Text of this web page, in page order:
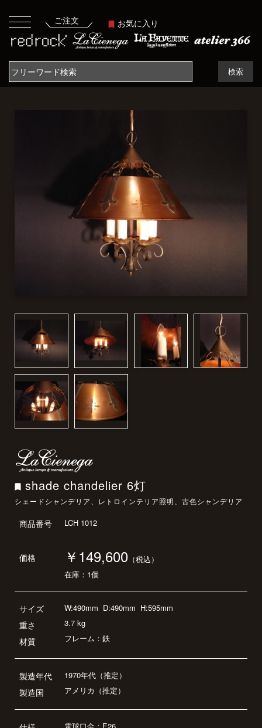
ご注文 お気に入り
検索
shade chandelier 6灯
シェードシャンデリア、レトロインテリア照明、古色シャンデリア
商品番号 LCH 1012
価格 ￥149,600 （税込）
在庫：1個
サイズ
重さ
材質
W:490mm D:490mm H:595mm
3.7 kg
フレーム：鉄
製造年代
製造国
1970年代（推定）
アメリカ（推定）
電球口金：E26